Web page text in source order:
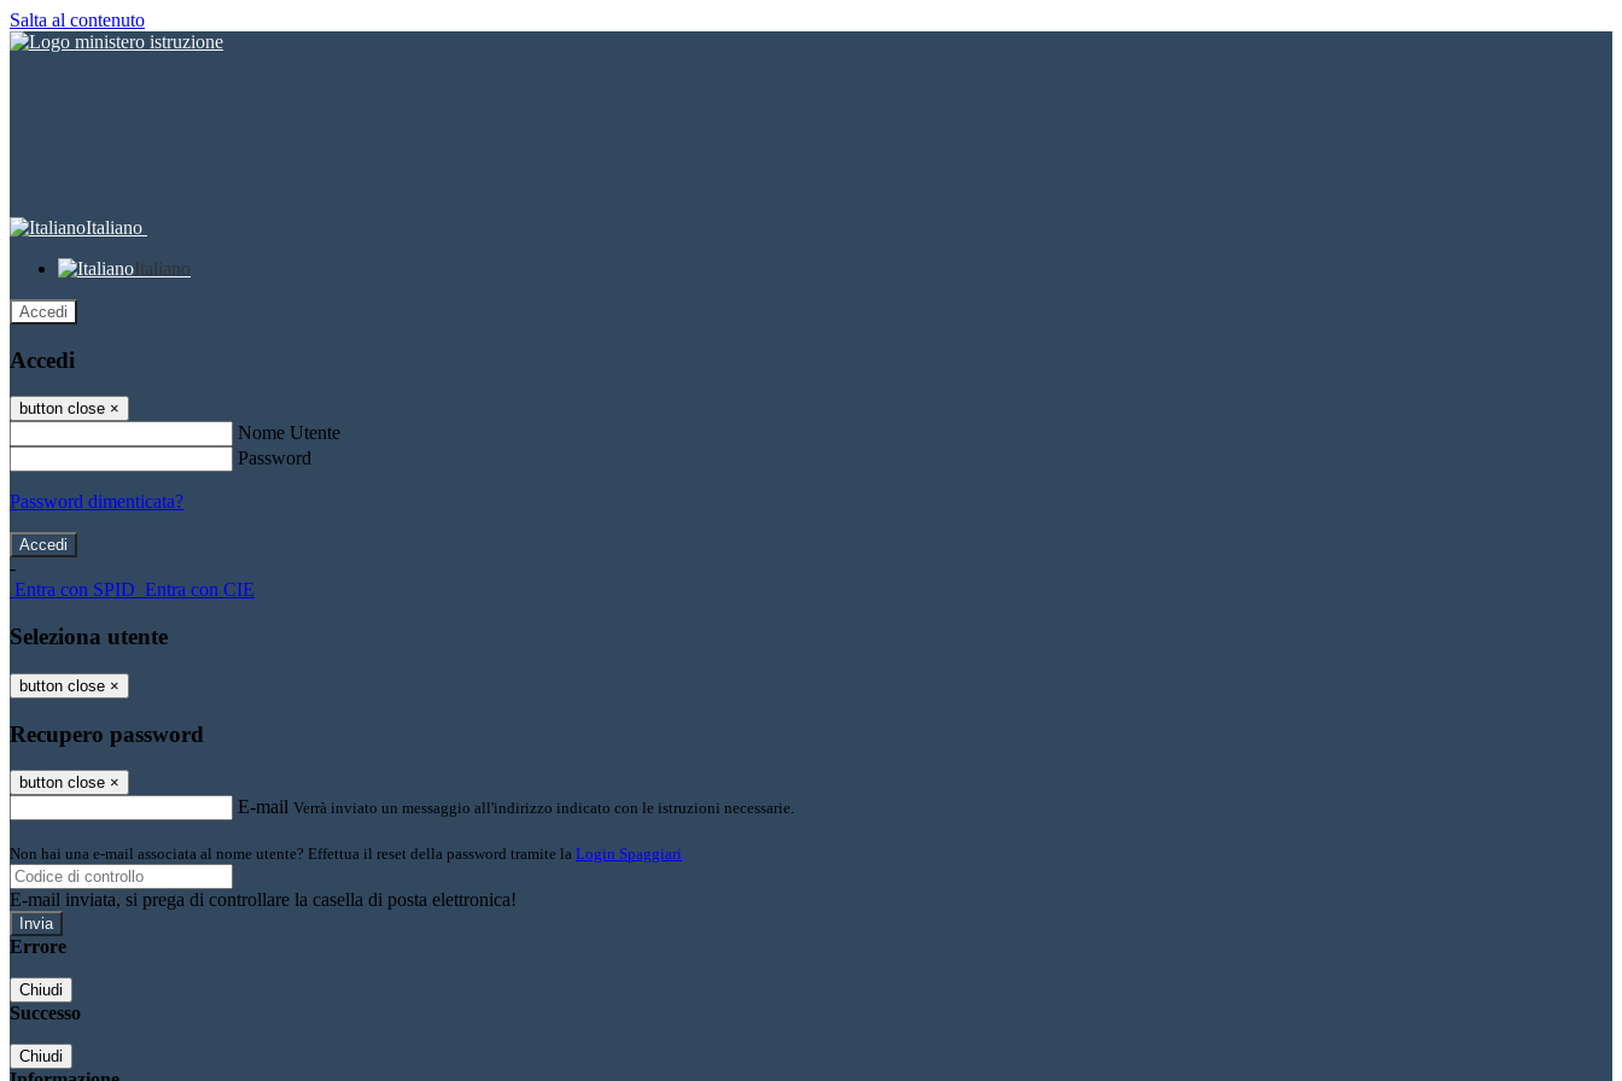
Salta al contenuto
Italiano
Italiano
Accedi
Accedi
button close ×
Nome Utente
Password
Password dimenticata?
-
Entra con SPID Entra con CIE
Seleziona utente
button close ×
Recupero password
button close ×
E-mail Verrà inviato un messaggio all'indirizzo indicato con le istruzioni necessarie.
Non hai una e-mail associata al nome utente? Effettua il reset della password tramite la Login Spaggiari
E-mail inviata, si prega di controllare la casella di posta elettronica!
Errore
Chiudi
Successo
Chiudi